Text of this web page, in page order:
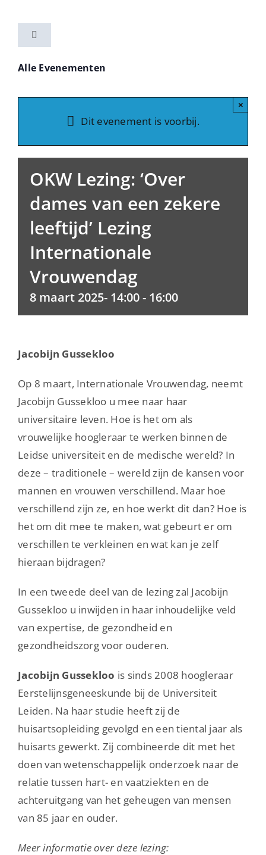
naar
inhoudToggle
Home
Vereniging
Nieuwsbrieven
Contact
Alle Evenementen
Dit evenement is voorbij.
×
OKW Lezing: ‘Over
dames van een zekere
leeftijd’ Lezing
Internationale
Vrouwendag
8 maart 2025- 14:00- 16:00
Jacobijn Gussekloo
Op 8 maart, Internationale Vrouwendag, neemt
Jacobijn Gussekloo u mee naar haar
universitaire leven. Hoe is het om als
vrouwelijke hoogleraar te werken binnen de
Leidse universiteit en de medische wereld? In
deze – traditionele – wereld zijn de kansen voor
mannen en vrouwen verschillend. Maar hoe
verschillend zijn ze, en hoe werkt dit dan? Hoe is
het om dit mee te maken, wat gebeurt er om
verschillen te verkleinen en wat kan je zelf
hieraan bijdragen?
In een tweede deel van de lezing zal Jacobijn
Gussekloo u inwijden in haar inhoudelijke veld
van expertise, de gezondheid en
gezondheidszorg voor ouderen.
Jacobijn Gussekloo is sinds 2008 hoogleraar
Eerstelijnsgeneeskunde bij de Universiteit
Leiden. Na haar studie heeft zij de
huisartsopleiding gevolgd en een tiental jaar als
huisarts gewerkt. Zij combineerde dit met het
doen van wetenschappelijk onderzoek naar de
relatie tussen hart- en vaatziekten en de
achteruitgang van het geheugen van mensen
van 85 jaar en ouder.
Meer informatie over deze lezing: